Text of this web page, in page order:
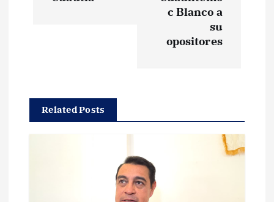
c
c Blanco a
su
opositores
Related Posts